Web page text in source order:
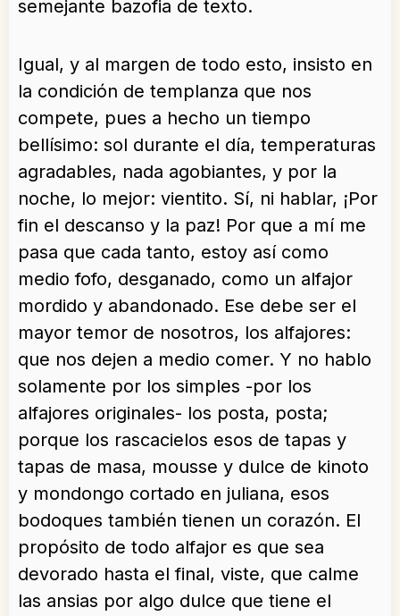
semejante bazofia de texto.
Igual, y al margen de todo esto, insisto en
la condición de templanza que nos
compete, pues a hecho un tiempo
bellísimo: sol durante el día, temperaturas
agradables, nada agobiantes, y por la
noche, lo mejor: vientito. Sí, ni hablar, ¡Por
fin el descanso y la paz! Por que a mí me
pasa que cada tanto, estoy así como
medio fofo, desganado, como un alfajor
mordido y abandonado. Ese debe ser el
mayor temor de nosotros, los alfajores:
que nos dejen a medio comer. Y no hablo
solamente por los simples -por los
alfajores originales- los posta, posta;
porque los rascacielos esos de tapas y
tapas de masa, mousse y dulce de kinoto
y mondongo cortado en juliana, esos
bodoques también tienen un corazón. El
propósito de todo alfajor es que sea
devorado hasta el final, viste, que calme
las ansias por algo dulce que tiene el